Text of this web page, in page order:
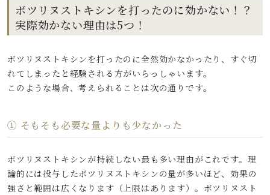
ボツリヌストキシンを打ったのに効かない！？
実際効かない理由は5つ！
ボツリヌストキシンを打ったのに全然効かなかったり、すぐ切
れてしまったと経験される方がいらっしゃいます。
このような場合、考えられることは次の通りです。
① そもそも必要な量よりも少なかった
ボツリヌストキシンが持続しない最も多い理由がこれです。理
論的には投与したボツリヌストキシンの量が多いほど、効果の
強さと範囲は広くなります（上限はあります）。ボツリヌスト